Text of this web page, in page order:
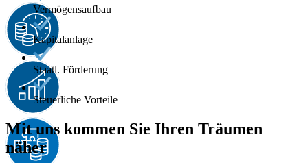
Vermögensaufbau
Kapitalanlage
Staatl. Förderung
Steuerliche Vorteile
Mit uns kommen Sie Ihren Träumen
näher